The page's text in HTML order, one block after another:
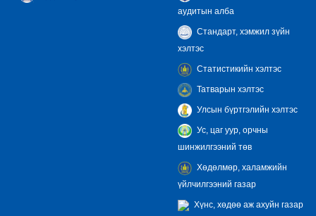
аудитын алба
Стандарт, хэмжил зүйн
хэлтэс
Статистикийн хэлтэс
Татварын хэлтэс
Улсын бүртгэлийн хэлтэс
Ус, цаг уур, орчны
шинжилгээний төв
Хөдөлмөр, халамжийн
үйлчилгээний газар
Хүнс, хөдөө аж ахуйн газар